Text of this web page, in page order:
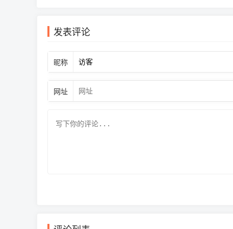
发表评论
昵称
网址